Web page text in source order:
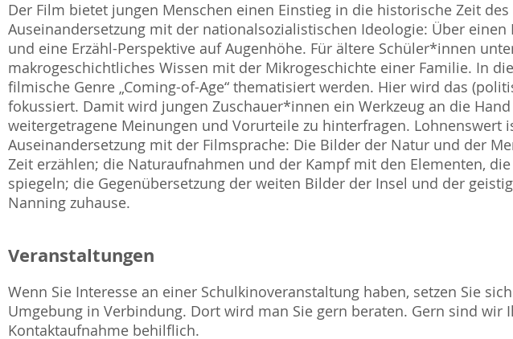
Der Film bietet jungen Menschen einen Einstieg in die historische Zeit
Auseinandersetzung mit der nationalsozialistischen Ideologie: Über einen
und eine Erzähl-Perspektive auf Augenhöhe. Für ältere Schüler*innen
makrogeschichtliches Wissen mit der Mikrogeschichte einer Familie. In
filmische Genre „Coming-of-Age“ thematisiert werden. Hier wird das
fokussiert. Damit wird jungen Zuschauer*innen ein Werkzeug an die
weitergetragene Meinungen und Vorurteile zu hinterfragen. Lohnenswert
Auseinandersetzung mit der Filmsprache: Die Bilder der Natur und der
Zeit erzählen; die Naturaufnahmen und der Kampf mit den Elementen,
spiegeln; die Gegenübersetzung der weiten Bilder der Insel und der
Nanning zuhause.
Veranstaltungen
Wenn Sie Interesse an einer Schulkinoveranstaltung haben, setzen Sie
Umgebung in Verbindung. Dort wird man Sie gern beraten. Gern sind wir
Kontaktaufnahme behilflich.